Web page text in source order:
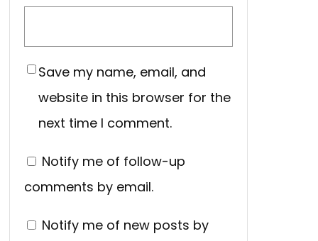
Save my name, email, and
website in this browser for the
next time I comment.
Notify me of follow-up
comments by email.
Notify me of new posts by